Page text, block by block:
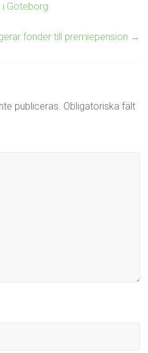
i Göteborg
fonder till premiepension →
publiceras. Obligatoriska fält